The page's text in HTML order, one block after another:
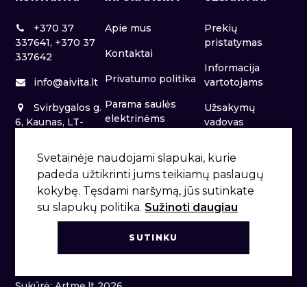
+370 37
337641, +370 37
337642
info@aivita.lt
Svirbygalos g.
6, Kaunas, LT-
Apie mus
Kontaktai
Privatumo politika
Parama saulės
elektrinėms
Prekių
pristatymas
Informacija
vartotojams
Užsakymų
vadovas
Sukūrė: Artme.lt 2026
Svetainėje naudojami slapukai, kurie
padeda užtikrinti jums teikiamų paslaugų
kokybę. Tęsdami naršymą, jūs sutinkate
su slapukų politika. Sužinoti daugiau
SUTINKU